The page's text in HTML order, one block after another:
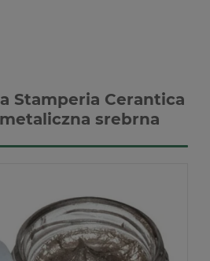
Stamperia Cerantica
srebrna